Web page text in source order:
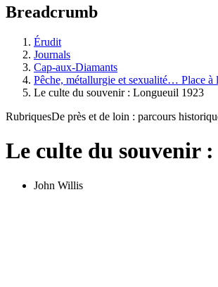
Breadcrumb
Érudit
Journals
Cap-aux-Diamants
Pêche, métallurgie et sexualité… Place
Le culte du souvenir : Longueuil 1923
RubriquesDe près et de loin : parcours
Le culte du souvenir
John Willis